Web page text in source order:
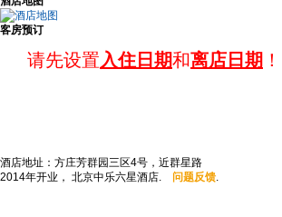
客房预订
请先设置入住日期和离店日期 ！
酒店地址：方庄芳群园三区4号，近群星路
2014年开业， 北京中乐六星酒店. 问题反馈.